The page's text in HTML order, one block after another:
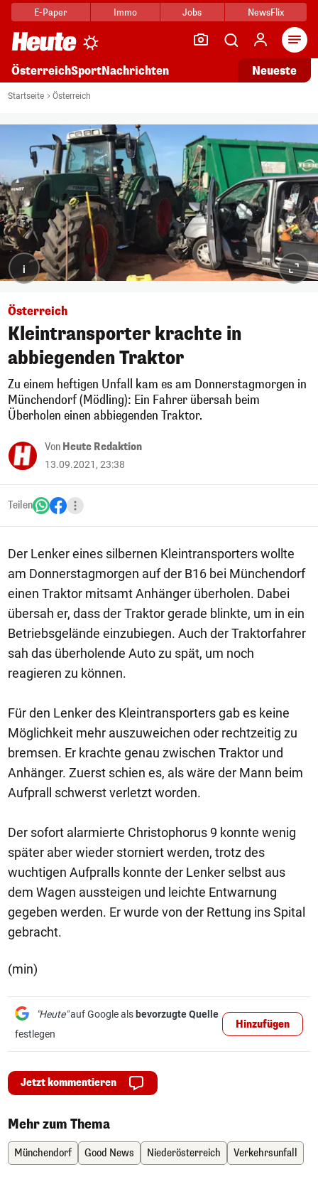
E-Paper Immo Jobs NewsFlix
ÖsterreichSportNachrichten Neueste
Startseite Österreich
i
Österreich
Kleintransporter krachte in
abbiegenden Traktor
Zu einem heftigen Unfall kam es am Donnerstagmorgen in
Münchendorf (Mödling): Ein Fahrer übersah beim
Überholen einen abbiegenden Traktor.
Von Heute Redaktion
13.09.2021, 23:38
Teilen
Der Lenker eines silbernen Kleintransporters wollte
am Donnerstagmorgen auf der B16 bei Münchendorf
einen Traktor mitsamt Anhänger überholen. Dabei
übersah er, dass der Traktor gerade blinkte, um in ein
Betriebsgelände einzubiegen. Auch der Traktorfahrer
sah das überholende Auto zu spät, um noch
reagieren zu können.
Für den Lenker des Kleintransporters gab es keine
Möglichkeit mehr auszuweichen oder rechtzeitig zu
bremsen. Er krachte genau zwischen Traktor und
Anhänger. Zuerst schien es, als wäre der Mann beim
Aufprall schwerst verletzt worden.
Der sofort alarmierte Christophorus 9 konnte wenig
später aber wieder storniert werden, trotz des
wuchtigen Aufpralls konnte der Lenker selbst aus
dem Wagen aussteigen und leichte Entwarnung
gegeben werden. Er wurde von der Rettung ins Spital
gebracht.
(min)
"Heute"auf Google als bevorzugte Quelle
festlegen
Hinzufügen
Jetzt kommentieren
Mehr zum Thema
Münchendorf Good News Niederösterreich Verkehrsunfall